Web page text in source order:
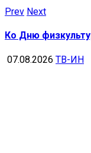
Prev Next
Ко Дню
07.08.2026 ТВ-ИН